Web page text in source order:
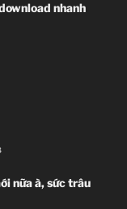
nhanh
nữa à, sức trâu